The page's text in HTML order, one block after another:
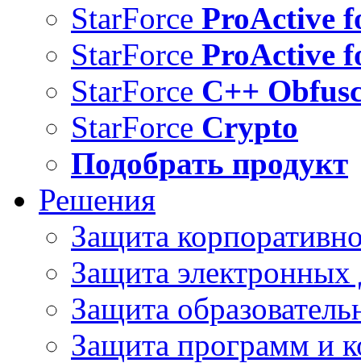
StarForce ProActive
StarForce ProActive
StarForce C++
StarForce Crypto
Подобрать продукт
Решения
Защита
Защита электронных
Защита
Защита программ и